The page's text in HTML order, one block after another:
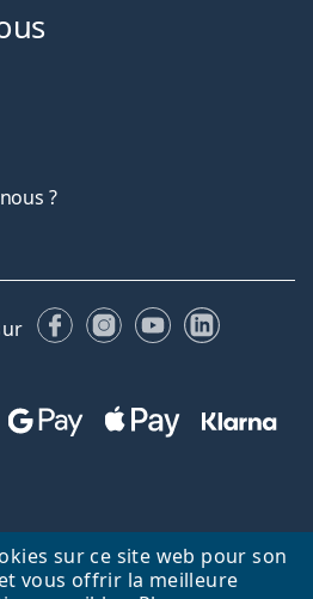
sur ce site web pour son
vous offrir la meilleure
?
FacebookInstagram
YouTubeLinkedIn